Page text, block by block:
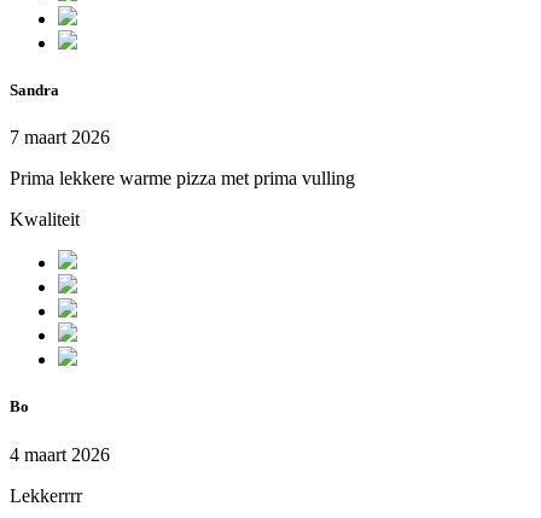
Sandra
7 maart 2026
Prima lekkere warme pizza met prima vulling
Kwaliteit
Bo
4 maart 2026
Lekkerrrr